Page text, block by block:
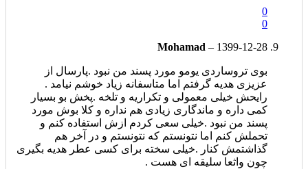
0
0
Mohamad – 1399-12-28
بوی تروساردی یومو مورد پسند من نبود .پارسال از
عزیزی هدیه گرفتم اما متاسفانه زیاد خوشم نیامد .
رایحش خیلی معمولی و تکراریه و تلخه .پخش بو بسیار
کمی داره و ماندگاری زیادی هم نداره و کلا بوش مورد
پسند من نبود .خیلی سعی کردم ازش استفاده کنم و
تحملش کنم اما نتونستم که نتونستم و در آخر هم
گذاشتمش کنار .خیلی سخته برای کسی عطر هدیه بگیری
چون واثعا سلیقه ای هست .